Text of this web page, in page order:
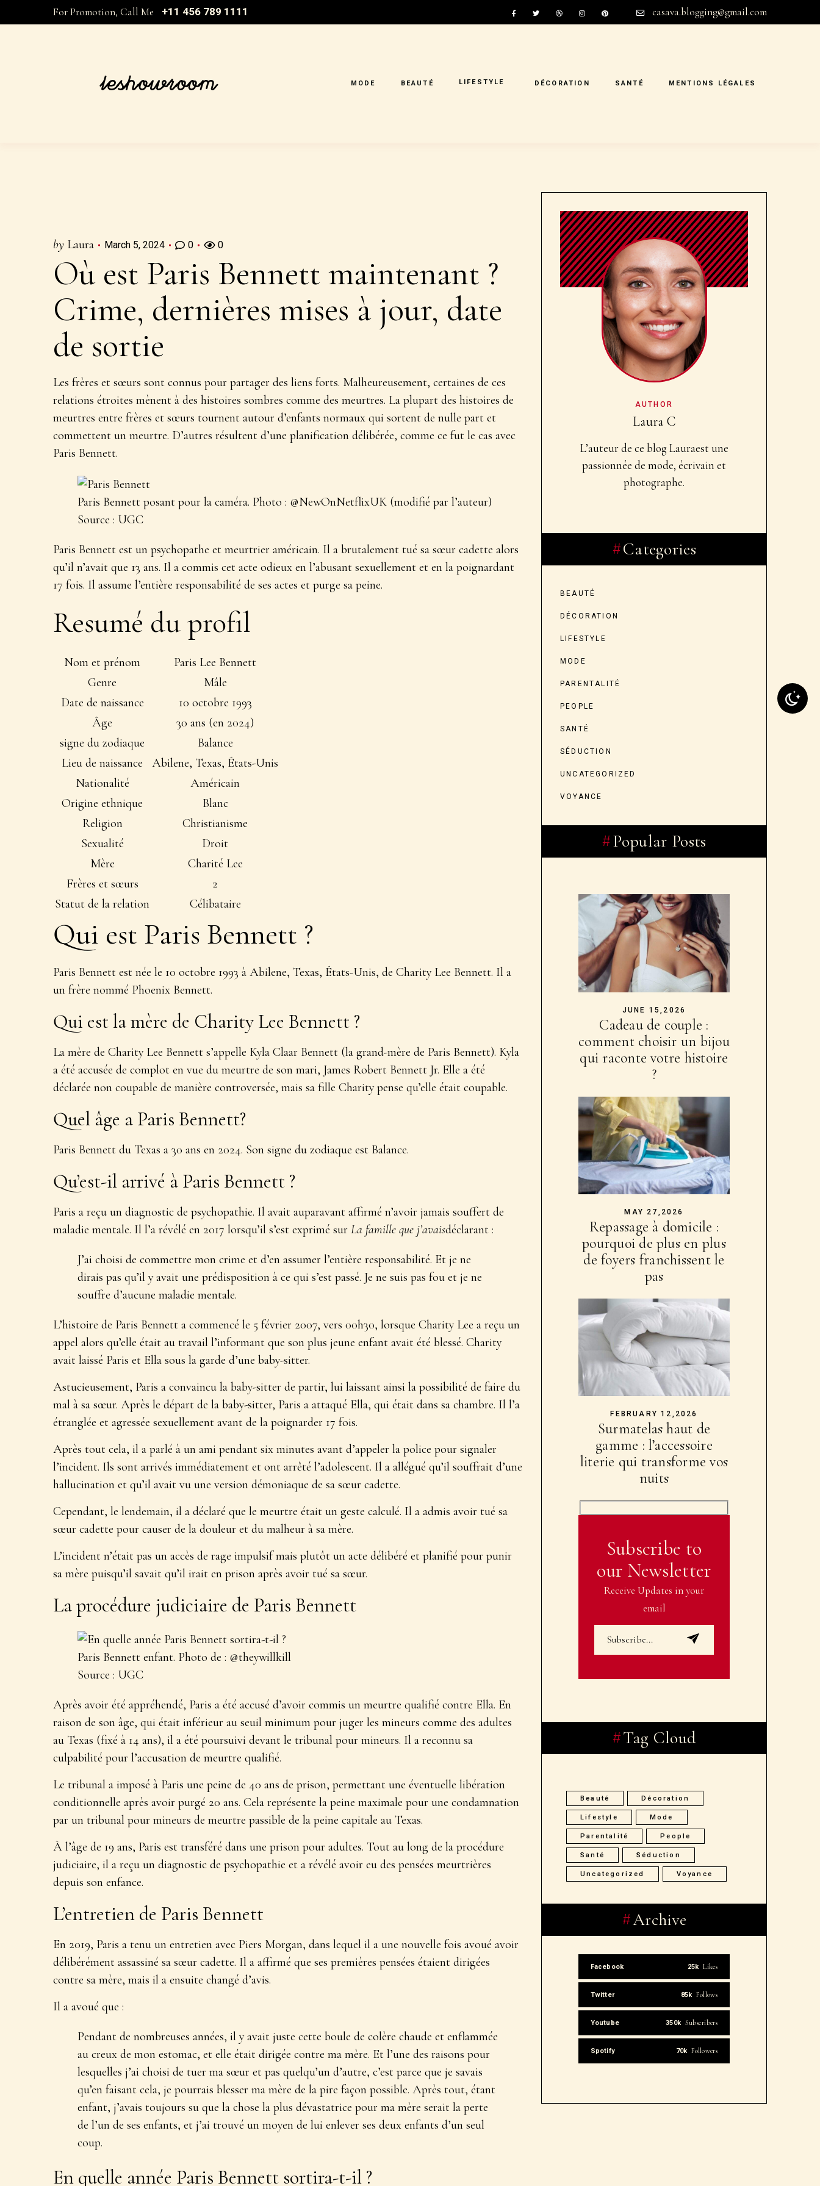
For Promotion, Call Me +11 456 789 1111 casava.blogging@gmail.com
MODE BEAUTÉ LIFESTYLE DÉCORATION SANTÉ MENTIONS LÉGALES
by Laura March 5, 2024 0 0
Où est Paris Bennett maintenant ?
Crime, dernières mises à jour, date
de sortie
Les frères et sœurs sont connus pour partager des liens forts. Malheureusement, certaines de ces
relations étroites mènent à des histoires sombres comme des meurtres. La plupart des histoires de
meurtres entre frères et sœurs tournent autour d’enfants normaux qui sortent de nulle part et
commettent un meurtre. D’autres résultent d’une planification délibérée, comme ce fut le cas avec
Paris Bennett.
Paris Bennett posant pour la caméra. Photo : @NewOnNetflixUK (modifié par l’auteur)
Source : UGC
Paris Bennett est un psychopathe et meurtrier américain. Il a brutalement tué sa sœur cadette alors
qu’il n’avait que 13 ans. Il a commis cet acte odieux en l’abusant sexuellement et en la poignardant
17 fois. Il assume l’entière responsabilité de ses actes et purge sa peine.
Resumé du profil
Nom et prénom
Paris Lee Bennett
Genre
Mâle
Date de naissance
10 octobre 1993
Âge
30 ans (en 2024)
signe du zodiaque
Balance
Lieu de naissance
Abilene, Texas, États-Unis
Nationalité
Américain
Origine ethnique
Blanc
Religion
Christianisme
Sexualité
Droit
Mère
Charité Lee
Frères et sœurs
2
Statut de la relation
Célibataire
Qui est Paris Bennett ?
Paris Bennett est née le 10 octobre 1993 à Abilene, Texas, États-Unis, de Charity Lee Bennett. Il a
un frère nommé Phoenix Bennett.
Qui est la mère de Charity Lee Bennett ?
La mère de Charity Lee Bennett s’appelle Kyla Claar Bennett (la grand-mère de Paris Bennett). Kyla
a été accusée de complot en vue du meurtre de son mari, James Robert Bennett Jr. Elle a été
déclarée non coupable de manière controversée, mais sa fille Charity pense qu’elle était coupable.
Quel âge a Paris Bennett?
Paris Bennett du Texas a 30 ans en 2024. Son signe du zodiaque est Balance.
Qu’est-il arrivé à Paris Bennett ?
Paris a reçu un diagnostic de psychopathie. Il avait auparavant affirmé n’avoir jamais souffert de
maladie mentale. Il l’a révélé en 2017 lorsqu’il s’est exprimé sur La famille que j’avaisdéclarant :
J’ai choisi de commettre mon crime et d’en assumer l’entière responsabilité. Et je ne
dirais pas qu’il y avait une prédisposition à ce qui s’est passé. Je ne suis pas fou et je ne
souffre d’aucune maladie mentale.
L’histoire de Paris Bennett a commencé le 5 février 2007, vers 00h30, lorsque Charity Lee a reçu un
appel alors qu’elle était au travail l’informant que son plus jeune enfant avait été blessé. Charity
avait laissé Paris et Ella sous la garde d’une baby-sitter.
Astucieusement, Paris a convaincu la baby-sitter de partir, lui laissant ainsi la possibilité de faire du
mal à sa sœur. Après le départ de la baby-sitter, Paris a attaqué Ella, qui était dans sa chambre. Il l’a
étranglée et agressée sexuellement avant de la poignarder 17 fois.
Après tout cela, il a parlé à un ami pendant six minutes avant d’appeler la police pour signaler
l’incident. Ils sont arrivés immédiatement et ont arrêté l’adolescent. Il a allégué qu’il souffrait d’une
hallucination et qu’il avait vu une version démoniaque de sa sœur cadette.
Cependant, le lendemain, il a déclaré que le meurtre était un geste calculé. Il a admis avoir tué sa
sœur cadette pour causer de la douleur et du malheur à sa mère.
L’incident n’était pas un accès de rage impulsif mais plutôt un acte délibéré et planifié pour punir
sa mère puisqu’il savait qu’il irait en prison après avoir tué sa sœur.
La procédure judiciaire de Paris Bennett
Paris Bennett enfant. Photo de : @theywillkill
Source : UGC
Après avoir été appréhendé, Paris a été accusé d’avoir commis un meurtre qualifié contre Ella. En
raison de son âge, qui était inférieur au seuil minimum pour juger les mineurs comme des adultes
au Texas (fixé à 14 ans), il a été poursuivi devant le tribunal pour mineurs. Il a reconnu sa
culpabilité pour l’accusation de meurtre qualifié.
Le tribunal a imposé à Paris une peine de 40 ans de prison, permettant une éventuelle libération
conditionnelle après avoir purgé 20 ans. Cela représente la peine maximale pour une condamnation
par un tribunal pour mineurs de meurtre passible de la peine capitale au Texas.
À l’âge de 19 ans, Paris est transféré dans une prison pour adultes. Tout au long de la procédure
judiciaire, il a reçu un diagnostic de psychopathie et a révélé avoir eu des pensées meurtrières
depuis son enfance.
L’entretien de Paris Bennett
En 2019, Paris a tenu un entretien avec Piers Morgan, dans lequel il a une nouvelle fois avoué avoir
délibérément assassiné sa sœur cadette. Il a affirmé que ses premières pensées étaient dirigées
contre sa mère, mais il a ensuite changé d’avis.
Il a avoué que :
Pendant de nombreuses années, il y avait juste cette boule de colère chaude et enflammée
au creux de mon estomac, et elle était dirigée contre ma mère. Et l’une des raisons pour
lesquelles j’ai choisi de tuer ma sœur et pas quelqu’un d’autre, c’est parce que je savais
qu’en faisant cela, je pourrais blesser ma mère de la pire façon possible. Après tout, étant
enfant, j’avais toujours su que la chose la plus dévastatrice pour ma mère serait la perte
de l’un de ses enfants, et j’ai trouvé un moyen de lui enlever ses deux enfants d’un seul
coup.
En quelle année Paris Bennett sortira-t-il ?
AUTHOR
Laura C
L’auteur de ce blog Lauraest une
passionnée de mode, écrivain et
photographe.
Categories
BEAUTÉ
DÉCORATION
LIFESTYLE
MODE
PARENTALITÉ
PEOPLE
SANTÉ
SÉDUCTION
UNCATEGORIZED
VOYANCE
Popular Posts
JUNE 15,2026
Cadeau de couple :
comment choisir un bijou
qui raconte votre histoire
?
MAY 27,2026
Repassage à domicile :
pourquoi de plus en plus
de foyers franchissent le
pas
FEBRUARY 12,2026
Surmatelas haut de
gamme : l’accessoire
literie qui transforme vos
nuits
Subscribe to
our Newsletter
Receive Updates in your
email
Tag Cloud
Beauté Décoration
Lifestyle Mode
Parentalité People
Santé Séduction
Uncategorized Voyance
Archive
Facebook 25k Likes
Twitter 85k Follows
Youtube 350k Subscribers
Spotify 70k Followers